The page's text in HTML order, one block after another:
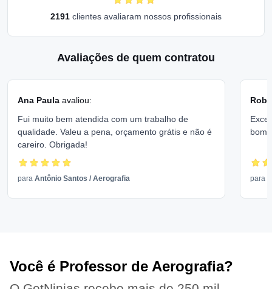
2191 clientes avaliaram nossos profissionais
Avaliações de quem contratou
Ana Paula avaliou:
Fui muito bem atendida com um trabalho de
qualidade. Valeu a pena, orçamento grátis e não é
careiro. Obrigada!
para Antônio Santos / Aerografia
bom
para
Você é Professor de Aerografia?